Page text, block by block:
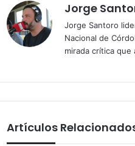
Jorge
Jorge Santoro
Nacional de
mirada crítica
Artículos